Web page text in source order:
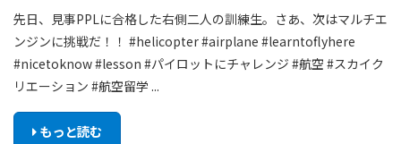
先日、見事PPLに合格した右側二人の訓練生。さあ、次はマルチエ
ンジンに挑戦だ！！ #helicopter #airplane #learntoflyhere
#nicetoknow #lesson #パイロットにチャレンジ #航空 #スカイク
リエーション #航空留学 ...
もっと読む